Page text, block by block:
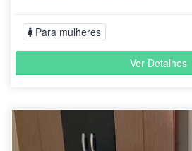
Para mulheres
Ver Detalhes